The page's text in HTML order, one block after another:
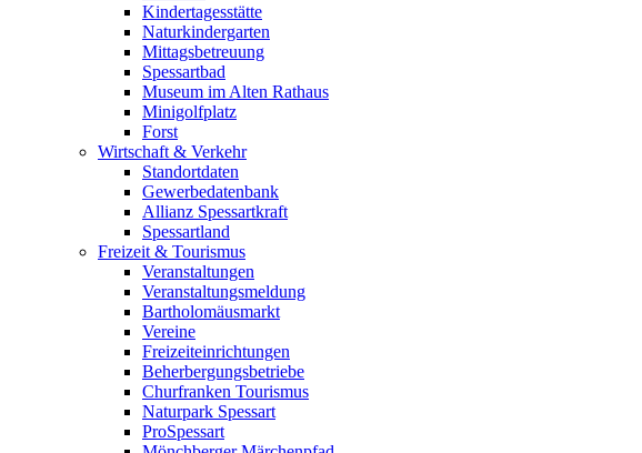
Kindertagesstätte
Naturkindergarten
Mittagsbetreuung
Spessartbad
Museum im Alten Rathaus
Minigolfplatz
Forst
Wirtschaft & Verkehr
Standortdaten
Gewerbedatenbank
Allianz Spessartkraft
Spessartland
Freizeit & Tourismus
Veranstaltungen
Veranstaltungsmeldung
Bartholomäusmarkt
Vereine
Freizeiteinrichtungen
Beherbergungsbetriebe
Churfranken Tourismus
Naturpark Spessart
ProSpessart